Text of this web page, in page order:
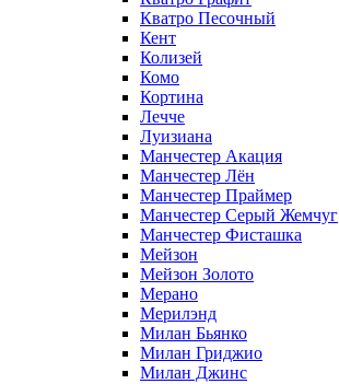
Кватро Песочный
Кент
Колизей
Комо
Кортина
Лечче
Луизиана
Манчестер Акация
Манчестер Лён
Манчестер Праймер
Манчестер Серый Жемчуг
Манчестер Фисташка
Мейзон
Мейзон Золото
Мерано
Мерилэнд
Милан Бьянко
Милан Гриджио
Милан Джинс